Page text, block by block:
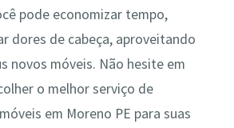
pode economizar tempo,
dores de cabeça, aproveitando
novos móveis. Não hesite em
o melhor serviço de
em Moreno PE para suas